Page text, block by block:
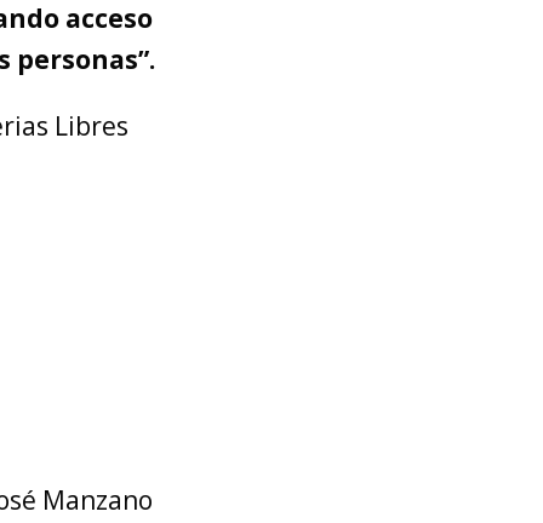
acceso
personas”.
Libres
Manzano